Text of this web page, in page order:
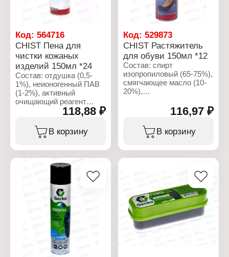
Код: 564716
CHIST Пена для
чистки кожаных
изделий 150мл *24
Состав: отдушка (0,5-
1%), неионогенный ПАВ
(1-2%), активный
очищающий реагент
(растворитель (12-20%),
антикор (1-2%)), масло
касторовое
пропан/бутан (15-25%).
Характеристики:
Бренд: CHIST
Тип товара: Очиститель
Назначение: для кожи,
замши, ткани
Форма выпуска: пена
Объем: 150 мл
118,88 ₽
В корзину
Код:529873
CHIST Растяжитель
для обуви 150мл *12
Состав: спирт
изопропиловый (65-75%),
смягчающее масло (10-
20%),
добавка (<10%), отдушка
(<0,5-1%), пропан/бутан
(15-25%).
Бренд: CHIST
Тип товара: Растяжитель
Вариация: для кожи и
Форма выпуска: пена
Объем: 150 мл
116,97 ₽
В корзину